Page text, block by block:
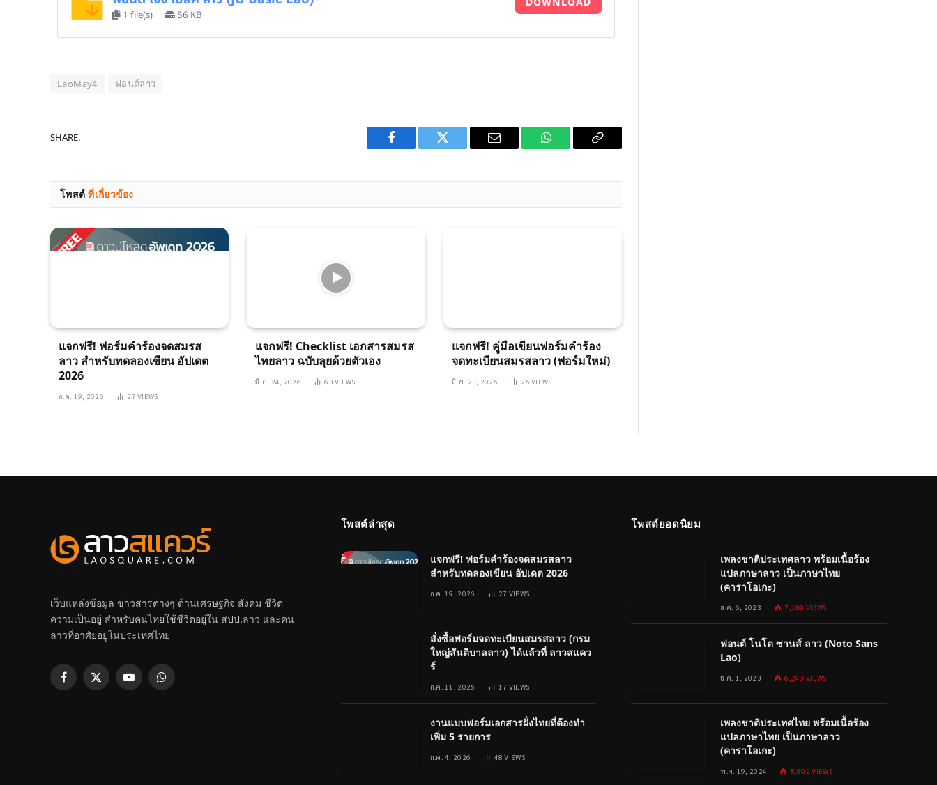
1 file(s) 56 KB
LaoMay4 ฟอนต์ลาว
SHARE.
Facebook Twitter Email WhatsAppCopy
โพสต์ที่เกี่ยวข้อง
แจกฟรี! ฟอร์มคำร้องจดสมรส
ลาว สำหรับทดลองเขียน อัปเดต
2026
ก.ค. 19, 2026 27VIEWS
แจกฟรี! Checklist เอกสารสมรส
ไทยลาว ฉบับลุยด้วยตัวเอง
มิ.ย. 24, 2026 63VIEWS
แจกฟรี! คู่มือเขียนฟอร์มคำร้อง
จดทะเบียนสมรสลาว (ฟอร์มใหม่)
มิ.ย. 23, 2026 26VIEWS
เว็บแหล่งข้อมูล ข่าวสารต่างๆ ด้านเศรษฐกิจ สังคม ชีวิต
ความเป็นอยู่ สำหรับคนไทยใช้ชีวิตอยู่ใน สปป.ลาว และคน
ลาวที่อาศัยอยู่ในประเทศไทย
Facebook
X
YouTubeWhatsApp
โพสต์ล่าสุด
แจกฟรี! ฟอร์มคำร้องจดสมรสลาว
สำหรับทดลองเขียน อัปเดต 2026
ก.ค. 19, 2026 27 VIEWS
สั่งซื้อฟอร์มจดทะเบียนสมรสลาว (กรม
ใหญ่สันติบาลลาว) ได้แล้วที่ ลาวสแคว
ร์
ก.ค. 11, 2026 17 VIEWS
งานแบบฟอร์มเอกสารฝั่งไทยที่ต้องทำ
เพิ่ม 5 รายการ
ก.ค. 4, 2026 48VIEWS
โพสต์ยอดนิยม
เพลงชาติประเทศลาว พร้อมเนื้อร้อง
แปลภาษาลาว เป็นภาษาไทย
(คาราโอเกะ)
ธ.ค. 6, 2023 7,189VIEWS
ฟอนต์ โนโต ซานส์ ลาว (Noto Sans
Lao)
ธ.ค. 1, 2023 6,240VIEWS
เพลงชาติประเทศไทย พร้อมเนื้อร้อง
แปลภาษาไทย เป็นภาษาลาว
(คาราโอเกะ)
พ.ค. 19, 2024 5,802VIEWS